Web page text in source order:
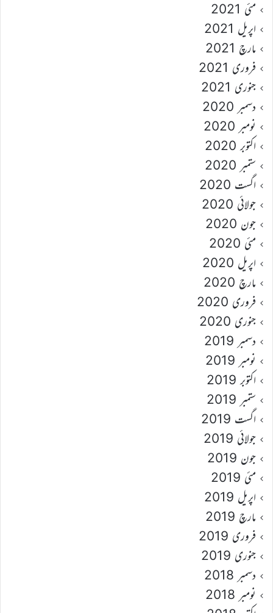
مئی 2021
اپریل 2021
مارچ 2021
فروری 2021
جنوری 2021
دسمبر 2020
نومبر 2020
اکتوبر 2020
ستمبر 2020
اگست 2020
جولائی 2020
جون 2020
مئی 2020
اپریل 2020
مارچ 2020
فروری 2020
جنوری 2020
دسمبر 2019
نومبر 2019
اکتوبر 2019
ستمبر 2019
اگست 2019
جولائی 2019
جون 2019
مئی 2019
اپریل 2019
مارچ 2019
فروری 2019
جنوری 2019
دسمبر 2018
نومبر 2018